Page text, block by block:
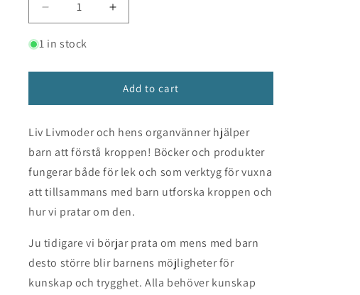
Decrease
quantity
for
Livmoders
Increase
quantity
Livmoders
målarbok
1 in stock
Add to cart
Liv Livmoder och hens organvänner hjälper
barn att förstå kroppen! Böcker och produkter
fungerar både för lek och som verktyg för vuxna
att tillsammans med barn utforska kroppen och
hur vi pratar om den.
Ju tidigare vi börjar prata om mens med barn
desto större blir barnens möjligheter för
kunskap och trygghet. Alla behöver kunskap